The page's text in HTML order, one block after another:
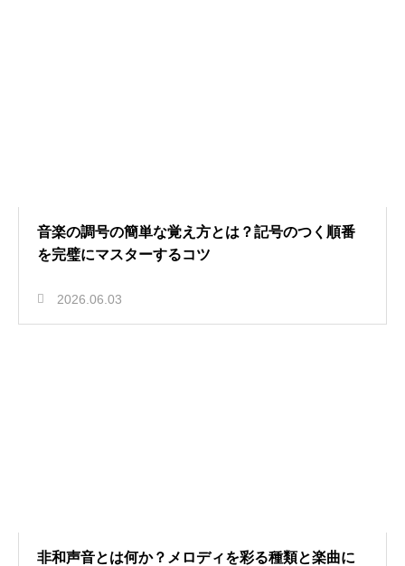
音楽の調号の簡単な覚え方とは？記号のつく順番
を完璧にマスターするコツ
2026.06.03
非和声音とは何か？メロディを彩る種類と楽曲に